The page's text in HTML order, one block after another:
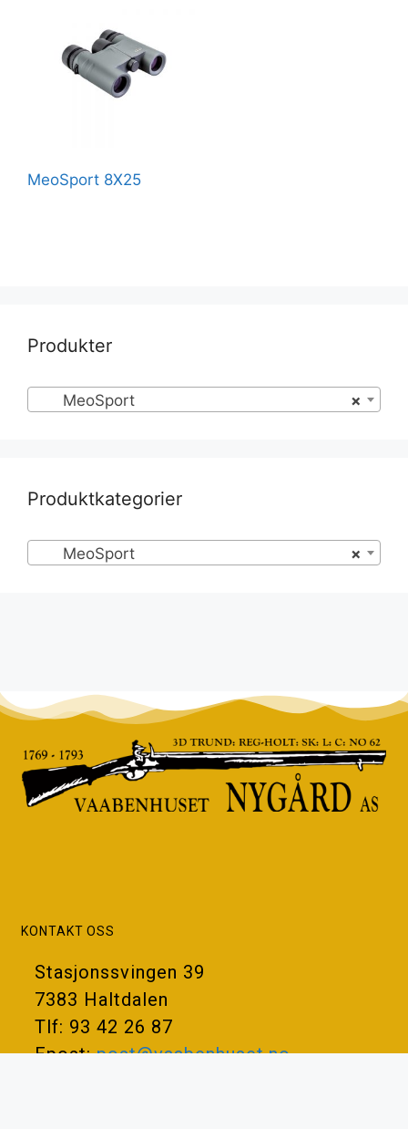
MeoSport 8X25
Produkter
×
MeoSport
Produktkategorier
×
MeoSport
KONTAKT OSS
Stasjonssvingen 39
7383 Haltdalen
Tlf: 93 42 26 87
Epost:post@vaabenhuset.no